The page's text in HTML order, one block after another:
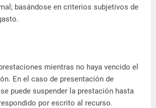
basándose en criterios subjetivos de
mientras no haya vencido el
En el caso de presentación de
puede suspender la prestación hasta
por escrito al recurso.